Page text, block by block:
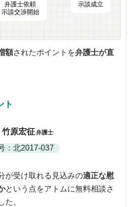
弁護士依頼
示談交渉開始
示談成立
額されたポイントを弁護士が直
ト
竹原宏征弁護士
：北2017-037
が受け取れる見込みの適正な慰
という点をアトムに無料相談さ
た。